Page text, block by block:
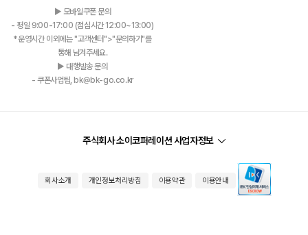
▶ 모바일쿠폰 문의
- 평일 9:00-17:00 (점심시간 12:00~13:00)
*운영시간 이외에는 "고객센터">"문의하기"를
통해 남겨주세요.
▶ 대행발송 문의
- 쿠폰사업팀, bk@bk-go.co.kr
주식회사 소이코퍼레이션 사업자정보
회사소개 개인정보처리방침 이용약관 이용안내